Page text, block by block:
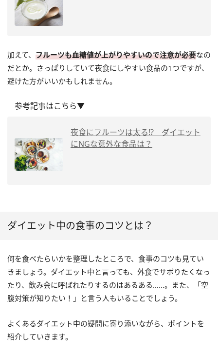
加えて、 フルーツも血糖値が上がりやすいので注意が必要なの
だとか。さっぱりしていて夜食にしやすい食品の1つですが、
避けた方がいいかもしれません。
参考記事はこちら▼
夜食にフルーツは太る!? ダイエット
にNGな意外な食品は？
ダイエット中の食事のコツとは？
何を食べたらいかを整理したところで、食事のコツも見てい
きましょう。ダイエット中と言っても、外食でサボりたくなっ
たり、飲み会に呼ばれたりするのはあるある……。また、「空
腹対策が知りたい！」と言う人もいることでしょう。
よくあるダイエット中の疑問に寄り添いながら、ポイントを
紹介していきます。